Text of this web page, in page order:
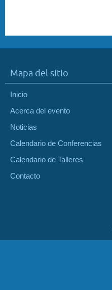
Mapa del sitio
Inicio
Acerca del evento
Noticias
Calendario de Conferencias
Calendario de Talleres
Contacto